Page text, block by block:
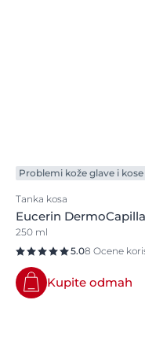
Problemi kože glave i kose
Tanka kosa
Eucerin
250 ml
5.08 Ocene
Kupite odmah